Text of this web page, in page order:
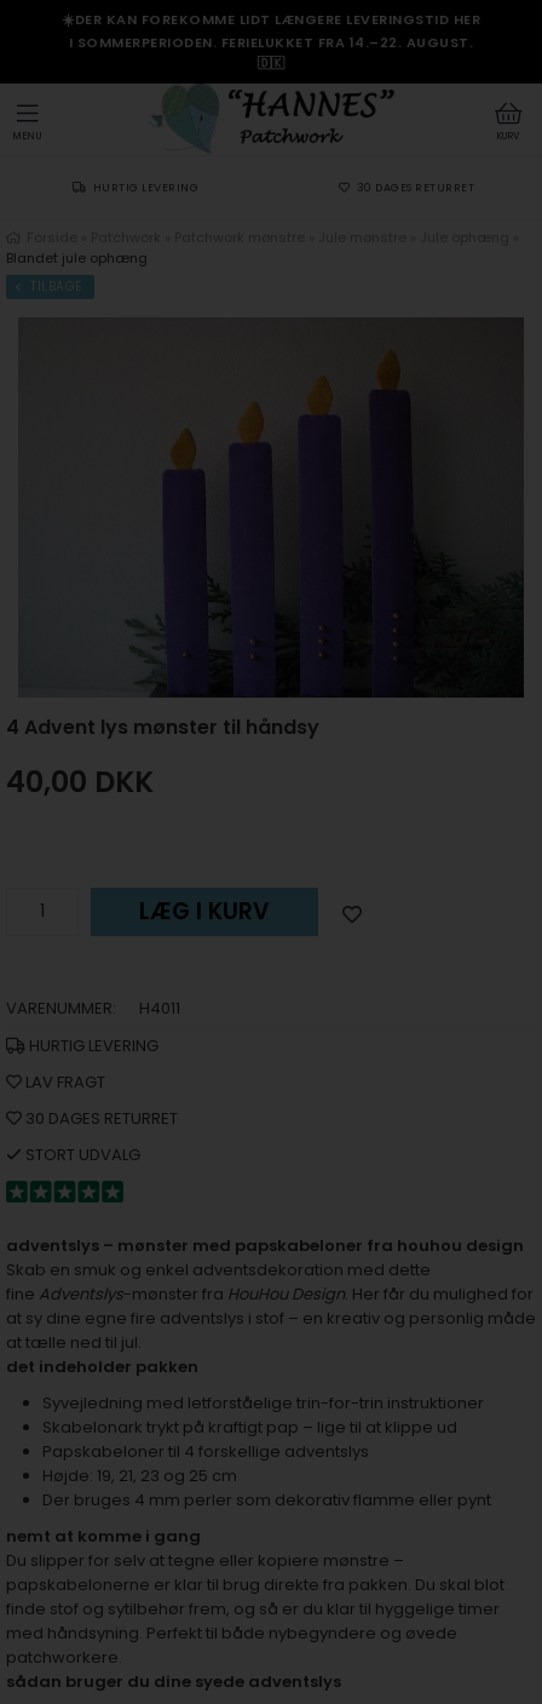
☀️DER KAN FOREKOMME LIDT LÆNGERE LEVERINGSTID HER
I SOMMERPERIODEN. FERIELUKKET FRA 14.–22. AUGUST.
🇩🇰
KURV
MENU
HURTIG LEVERING 30 DAGES RETURRET
Blandet jule ophæng
TILBAGE
4 Advent lys mønster til håndsy
40,00 DKK
LÆG I KURV
VARENUMMER:
H4011
HURTIG LEVERING
LAV FRAGT
30 DAGES RETURRET
STORT UDVALG
adventslys – mønster med papskabeloner fra houhou design
Skab en smuk og enkel adventsdekoration med dette
fine Adventslys-mønster fra HouHou Design. Her får du mulighed for
at sy dine egne fire adventslys i stof – en kreativ og personlig måde
at tælle ned til jul.
det indeholder pakken
Syvejledning med letforståelige trin-for-trin instruktioner
Skabelonark trykt på kraftigt pap – lige til at klippe ud
Papskabeloner til 4 forskellige adventslys
Højde: 19, 21, 23 og 25 cm
Der bruges 4 mm perler som dekorativ flamme eller pynt
nemt at komme i gang
Du slipper for selv at tegne eller kopiere mønstre –
papskabelonerne er klar til brug direkte fra pakken. Du skal blot
finde stof og sytilbehør frem, og så er du klar til hyggelige timer
med håndsyning. Perfekt til både nybegyndere og øvede
patchworkere.
sådan bruger du dine syede adventslys